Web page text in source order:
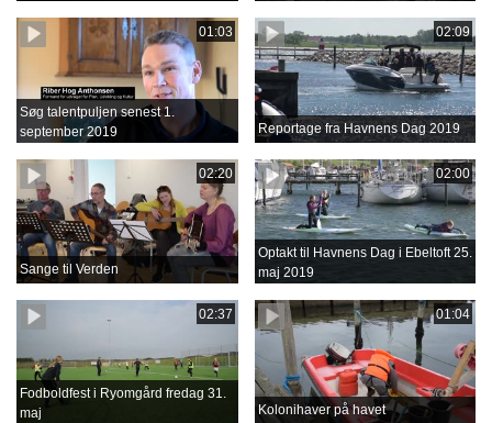
01:03
Søg talentpuljen senest 1.
september 2019
02:09
Reportage fra Havnens Dag 2019
02:20
Sange til Verden
02:00
Optakt til Havnens Dag i Ebeltoft 25.
maj 2019
02:37
Fodboldfest i Ryomgård fredag 31.
maj
01:04
Kolonihaver på havet